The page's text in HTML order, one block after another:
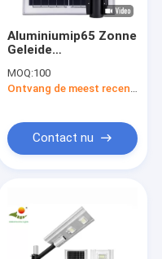
Aluminiumip65 Zonne
Geleide
in Één Openluchtlamp
300W 400W 500W
MOQ:100
Ontvang de meest recente Prijs
Contact nu